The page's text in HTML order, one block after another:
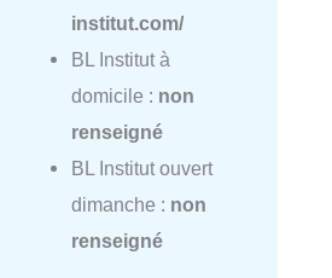
institut.com/
BL Institut à
domicile : non
renseigné
BL Institut ouvert
dimanche : non
renseigné